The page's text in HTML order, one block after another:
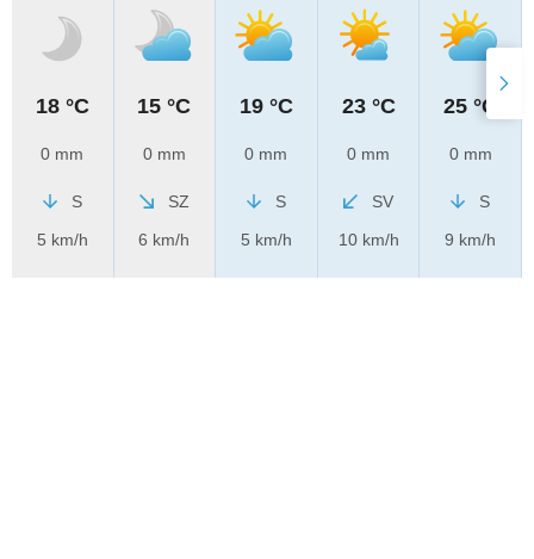
18 °C
0 mm
S
5 km/h
15 °C
0 mm
SZ
6 km/h
19 °C
0 mm
S
5 km/h
23 °C
0 mm
SV
10 km/h
25 °C
0 mm
S
9 km/h